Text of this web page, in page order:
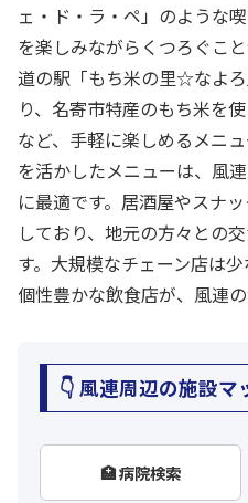
ェ・ド・ラ・ペ」のような
を楽しみながらくつろぐこと
道の駅「もち米の里☆なよ
り、名寄市特産のもち米を
など、手軽に楽しめるメニ
を活かしたメニューは、風
に最適です。居酒屋やスナ
しており、地元の方々との
す。大規模なチェーン店は
個性豊かな飲食店が、風連
👇 風連周辺の施設マ
🏥 病院検索